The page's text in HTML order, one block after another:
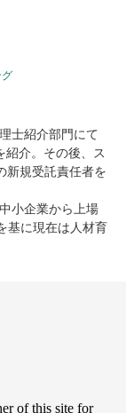
士紹介部門にて
介。その後、ス
新規受託責任者を
小企業から上場
基に現在は人材育